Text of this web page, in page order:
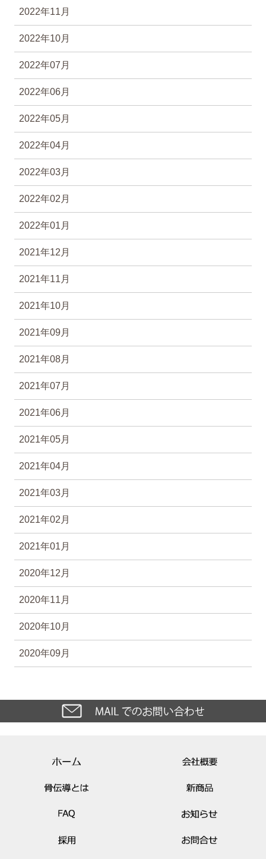
2022年11月
2022年10月
2022年07月
2022年06月
2022年05月
2022年04月
2022年03月
2022年02月
2022年01月
2021年12月
2021年11月
2021年10月
2021年09月
2021年08月
2021年07月
2021年06月
2021年05月
2021年04月
2021年03月
2021年02月
2021年01月
2020年12月
2020年11月
2020年10月
2020年09月